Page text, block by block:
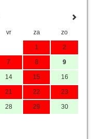
vr za zo
1 2
7 8 9
14 15 16
21 22 23
28 29 30